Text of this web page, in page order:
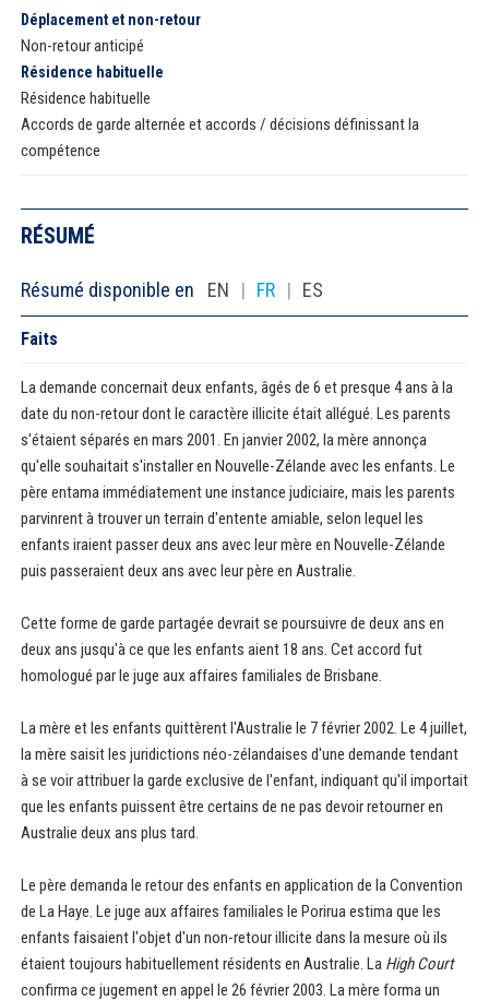
Déplacement et non-retour
Non-retour anticipé
Résidence habituelle
Résidence habituelle
Accords de garde alternée et accords / décisions définissant la
compétence
RÉSUMÉ
Résumé disponible en EN | FR | ES
Faits
La demande concernait deux enfants, âgés de 6 et presque 4 ans à la
date du non-retour dont le caractère illicite était allégué. Les parents
s'étaient séparés en mars 2001. En janvier 2002, la mère annonça
qu'elle souhaitait s'installer en Nouvelle-Zélande avec les enfants. Le
père entama immédiatement une instance judiciaire, mais les parents
parvinrent à trouver un terrain d'entente amiable, selon lequel les
enfants iraient passer deux ans avec leur mère en Nouvelle-Zélande
puis passeraient deux ans avec leur père en Australie.
Cette forme de garde partagée devrait se poursuivre de deux ans en
deux ans jusqu'à ce que les enfants aient 18 ans. Cet accord fut
homologué par le juge aux affaires familiales de Brisbane.
La mère et les enfants quittèrent l'Australie le 7 février 2002. Le 4 juillet,
la mère saisit les juridictions néo-zélandaises d'une demande tendant
à se voir attribuer la garde exclusive de l'enfant, indiquant qu'il importait
que les enfants puissent être certains de ne pas devoir retourner en
Australie deux ans plus tard.
Le père demanda le retour des enfants en application de la Convention
de La Haye. Le juge aux affaires familiales le Porirua estima que les
enfants faisaient l'objet d'un non-retour illicite dans la mesure où ils
étaient toujours habituellement résidents en Australie. La High Court
confirma ce jugement en appel le 26 février 2003. La mère forma un